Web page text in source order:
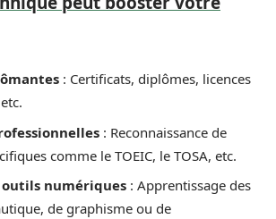
: Certificats, diplômes, licences
: Reconnaissance de
comme le TOEIC, le TOSA, etc.
numériques : Apprentissage des
de graphisme ou de